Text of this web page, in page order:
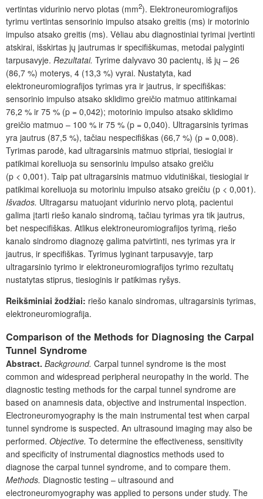
vertintas vidurinio nervo plotas (mm2). Elektroneuromiografijos
tyrimu vertintas sensorinio impulso atsako greitis (ms) ir motorinio
impulso atsako greitis (ms). Vėliau abu diagnostiniai tyrimai įvertinti
atskirai, išskirtas jų jautrumas ir specifiškumas, metodai palyginti
tarpusavyje. Rezultatai. Tyrime dalyvavo 30 pacientų, iš jų – 26
(86,7 %) moterys, 4 (13,3 %) vyrai. Nustatyta, kad
elektroneuromiografijos tyrimas yra ir jautrus, ir specifiškas:
sensorinio impulso atsako sklidimo greičio matmuo atitinkamai
76,2 % ir 75 % (p = 0,042); motorinio impulso atsako sklidimo
greičio matmuo – 100 % ir 75 % (p = 0,040). Ultragarsinis tyrimas
yra jautrus (87,5 %), tačiau nespecifiškas (66,7 %) (p = 0,008).
Tyrimas parodė, kad ultragarsinis matmuo stipriai, tiesiogiai ir
patikimai koreliuoja su sensoriniu impulso atsako greičiu
(p < 0,001). Taip pat ultragarsinis matmuo vidutiniškai, tiesiogiai ir
patikimai koreliuoja su motoriniu impulso atsako greičiu (p < 0,001).
Išvados. Ultragarsu matuojant vidurinio nervo plotą, pacientui
galima įtarti riešo kanalo sindromą, tačiau tyrimas yra tik jautrus,
bet nespecifiškas. Atlikus elektroneuromiografijos tyrimą, riešo
kanalo sindromo diagnozę galima patvirtinti, nes tyrimas yra ir
jautrus, ir specifiškas. Tyrimus lyginant tarpusavyje, tarp
ultragarsinio tyrimo ir elektroneuromiografijos tyrimo rezultatų
nustatytas stiprus, tiesioginis ir patikimas ryšys.
Reikšminiai žodžiai: riešo kanalo sindromas, ultragarsinis tyrimas,
elektroneuromiografija.
Comparison of the Methods for Diagnosing the Carpal
Tunnel Syndrome
Abstract. Background. Carpal tunnel syndrome is the most
common and widespread peripheral neuropathy in the world. The
diagnostic testing methods for the carpal tunnel syndrome are
based on anamnesis data, objective and instrumental inspection.
Electroneuromyography is the main instrumental test when carpal
tunnel syndrome is suspected. An ultrasound imaging may also be
performed. Objective. To determine the effectiveness, sensitivity
and specificity of instrumental diagnostics methods used to
diagnose the carpal tunnel syndrome, and to compare them.
Methods. Diagnostic testing – ultrasound and
electroneuromyography was applied to persons under study. The